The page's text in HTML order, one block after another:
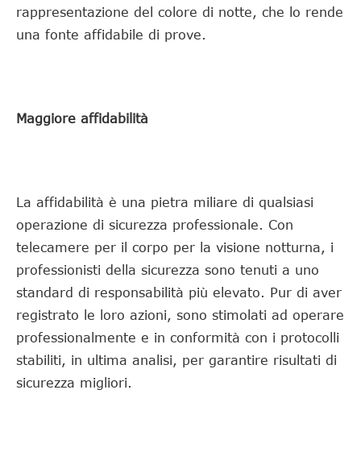
rappresentazione del colore di notte, che lo rende
una fonte affidabile di prove.
Maggiore affidabilità
La affidabilità è una pietra miliare di qualsiasi
operazione di sicurezza professionale. Con
telecamere per il corpo per la visione notturna, i
professionisti della sicurezza sono tenuti a uno
standard di responsabilità più elevato. Pur di aver
registrato le loro azioni, sono stimolati ad operare
professionalmente e in conformità con i protocolli
stabiliti, in ultima analisi, per garantire risultati di
sicurezza migliori.